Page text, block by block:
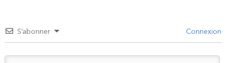
S’abonner Connexion